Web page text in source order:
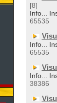
[8]
Info...
65535
Info...
65535
Info...
38386